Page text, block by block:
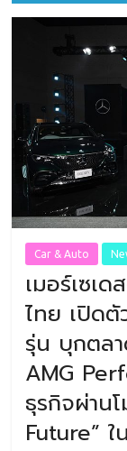
Car & Auto
เมอร์เซเ
ไทย เปิด
รุ่น บุกตล
AMG
ธุรกิจผ่าน
Future”